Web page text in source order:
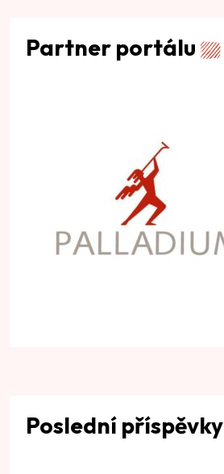
Partner portálu
Poslední příspěvky